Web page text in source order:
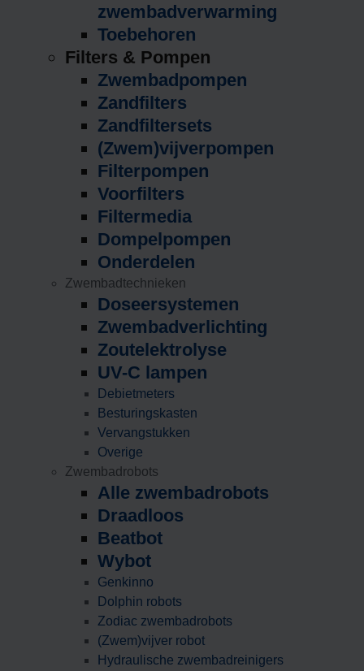
zwembadverwarming
Toebehoren
Filters & Pompen
Zwembadpompen
Zandfilters
Zandfiltersets
(Zwem)vijverpompen
Filterpompen
Voorfilters
Filtermedia
Dompelpompen
Onderdelen
Zwembadtechnieken
Doseersystemen
Zwembadverlichting
Zoutelektrolyse
UV-C lampen
Debietmeters
Besturingskasten
Vervangstukken
Overige
Zwembadrobots
Alle zwembadrobots
Draadloos
Beatbot
Wybot
Genkinno
Dolphin robots
Zodiac zwembadrobots
(Zwem)vijver robot
Hydraulische zwembadreinigers